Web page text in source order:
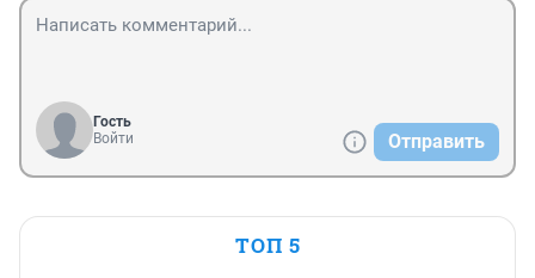
Гость
Войти
Отправить
ТОП 5